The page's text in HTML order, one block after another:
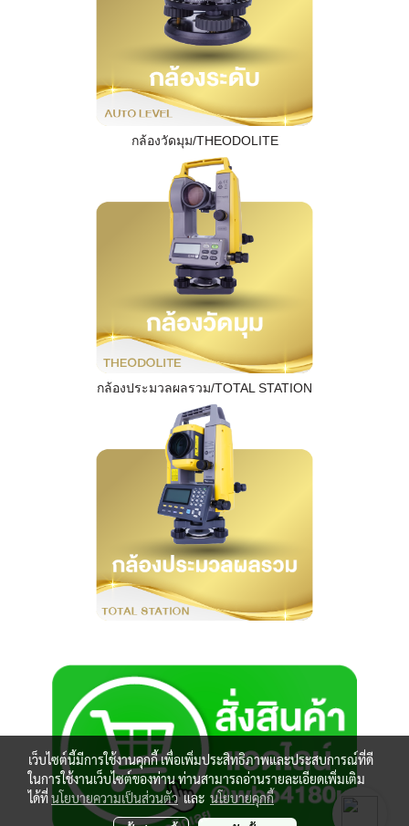
กล้องวัดมุม/THEODOLITE
กล้องประมวลผลรวม/TOTAL STATION
เว็บไซต์นี้มีการใช้งานคุกกี้ เพื่อเพิ่มประสิทธิภาพและประสบการณ์ที่ดี
ในการใช้งานเว็บไซต์ของท่าน ท่านสามารถอ่านรายละเอียดเพิ่มเติม
ได้ที่นโยบายความเป็นส่วนตัวและ นโยบายคุกกี้